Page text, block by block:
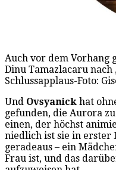
Auch vor dem Vorhang
Dinu Tamazlacaru
Schlussapplaus-Foto:
Und Ovsyanick hat
gefunden, die Aurora
einen, der höchst
niedlich ist sie in erster
geradeaus – ein
Frau ist, und das